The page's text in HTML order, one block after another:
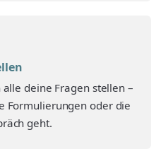
deine Fragen stellen –
Formulierungen oder die
geht.